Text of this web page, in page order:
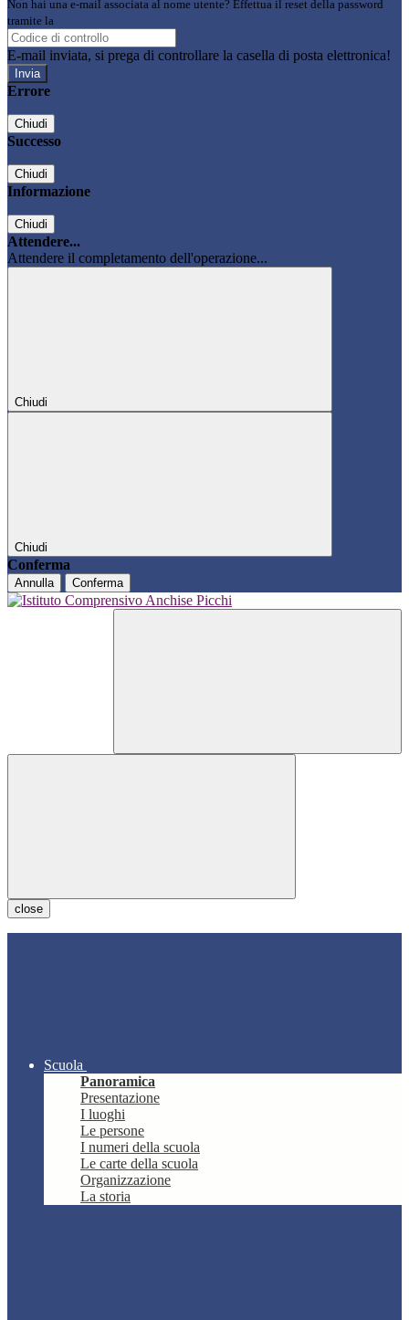
Non hai una e-mail associata al nome utente? Effettua il reset della password
tramite la
E-mail inviata, si prega di controllare la casella di posta elettronica!
Errore
Chiudi
Successo
Chiudi
Informazione
Chiudi
Attendere...
Attendere il completamento dell'operazione...
Chiudi
Chiudi
Conferma
Annulla Conferma
close
Scuola
Panoramica
Presentazione
I luoghi
Le persone
I numeri della scuola
Le carte della scuola
Organizzazione
La storia